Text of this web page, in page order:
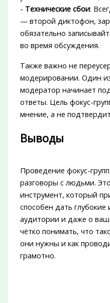
- Технические сбои:
— второй диктофон,
обязательно
во время обсуждения.
Также важно не
модерировании. Один
модератор начинает
ответы. Цель фокус-
мнение, а не
Выводы
Проведение фокус-
разговоры с людьми.
инструмент, который
способен дать
аудитории и даже о
чётко понимать, что
они нужны и как
грамотно.